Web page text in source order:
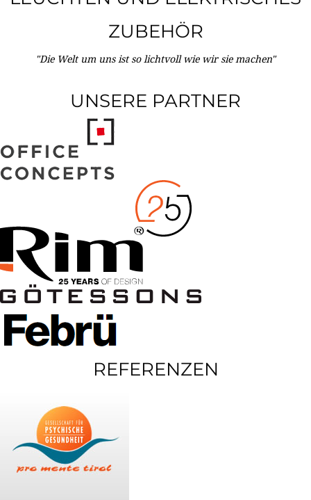
ZUBEHÖR
"Die Welt um uns ist so lichtvoll wie wir sie machen"
UNSERE PARTNER
REFERENZEN